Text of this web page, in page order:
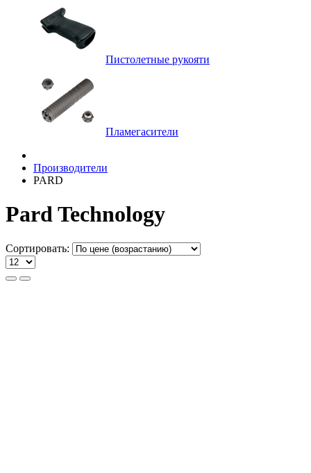
Пистолетные рукояти
Пламегасители
Производители
PARD
Pard Technology
Сортировать: